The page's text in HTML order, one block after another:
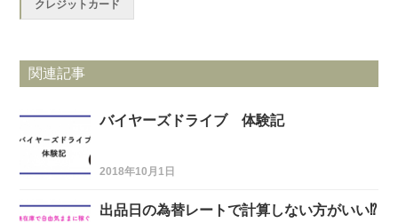
クレジットカード
関連記事
バイヤーズドライブ 体験記
2018年10月1日
出品日の為替レートで計算しない方がいい⁉︎